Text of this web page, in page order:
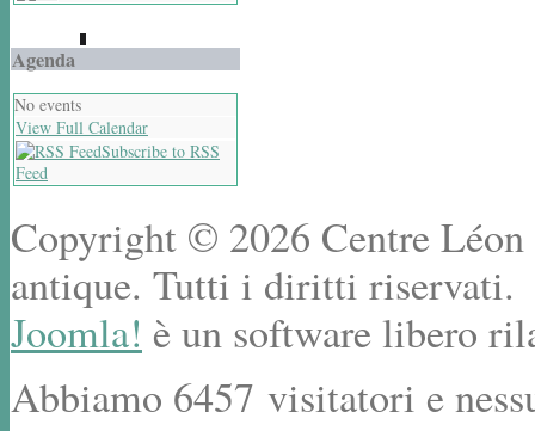
Agenda
No events
View Full Calendar
Subscribe to RSS
Feed
Copyright © 2026 Centre Léon
antique. Tutti i diritti riservati.
Joomla! è un software libero
Abbiamo 6457 visitatori e